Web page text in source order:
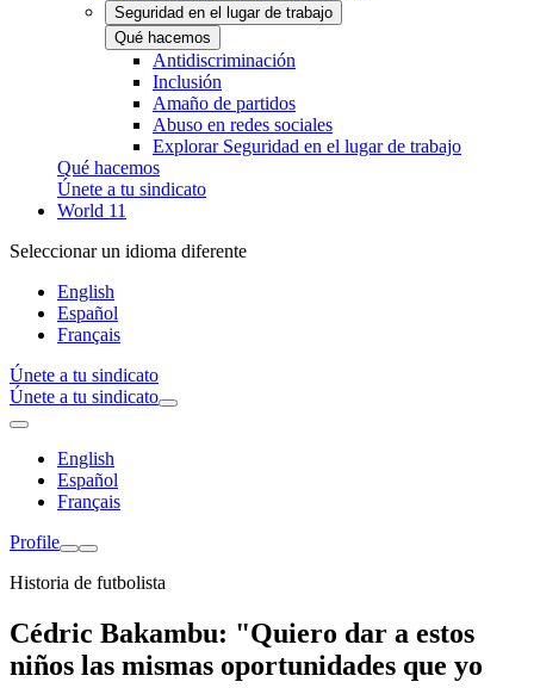
Seguridad en el lugar de trabajo
Qué hacemos
Antidiscriminación
Inclusión
Amaño de partidos
Abuso en redes sociales
Explorar Seguridad en el lugar de trabajo
Qué hacemos
Únete a tu sindicato
World 11
Seleccionar un idioma diferente
English
Español
Français
Únete a tu sindicato
Únete a tu sindicato
English
Español
Français
Profile
Historia de futbolista
Cédric Bakambu: "Quiero dar a estos
niños las mismas oportunidades que yo